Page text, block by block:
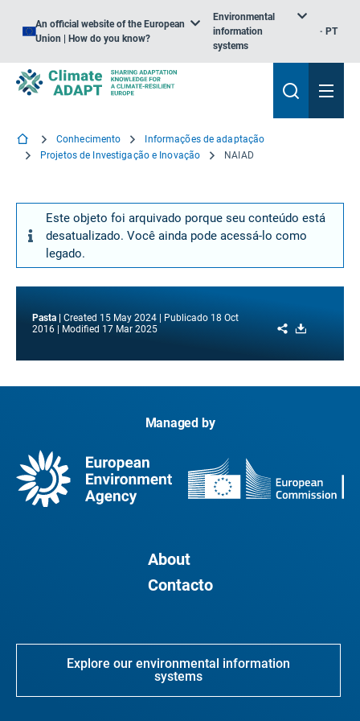
An official website of the European
Union | How do you know?
Environmental
information
systems
PT
Conhecimento
Informações de adaptação
Projetos de Investigação e Inovação
NAIAD
Este objeto foi arquivado porque seu conteúdo está
desatualizado. Você ainda pode acessá-lo como
legado.
Pasta Created 15 May 2024 Publicado 18 Oct
2016
Modified 17 Mar 2025 Share
Managed by
About
Contacto
Explore our environmental information
systems